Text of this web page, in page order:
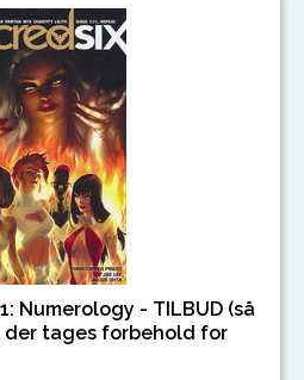
Numerology - TILBUD (så
tages forbehold for